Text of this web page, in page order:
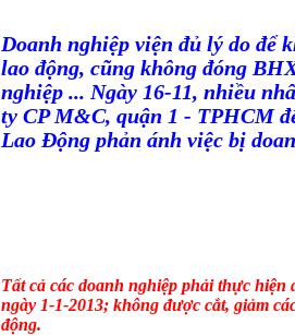
Doanh nghiệp viện đủ lý do để
lao động, cũng không đóng
nghiệp ... Ngày 16-11, nhiều
ty CP M&C, quận 1 - TPHCM
Lao Động phản ánh việc bị
Tất cả các doanh nghiệp phải thực
ngày 1-1-2013; không được cắt, giảm
động.